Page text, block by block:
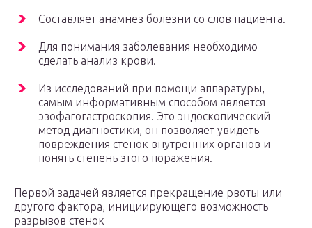
Составляет анамнез болезни со слов пациента.
Для понимания заболевания необходимо
сделать анализ крови.
Из исследований при помощи аппаратуры,
самым информативным способом является
эзофагогастроскопия. Это эндоскопический
метод диагностики, он позволяет увидеть
повреждения стенок внутренних органов и
понять степень этого поражения.
Первой задачей является прекращение рвоты или
другого фактора, инициирующего возможность
разрывов стенок